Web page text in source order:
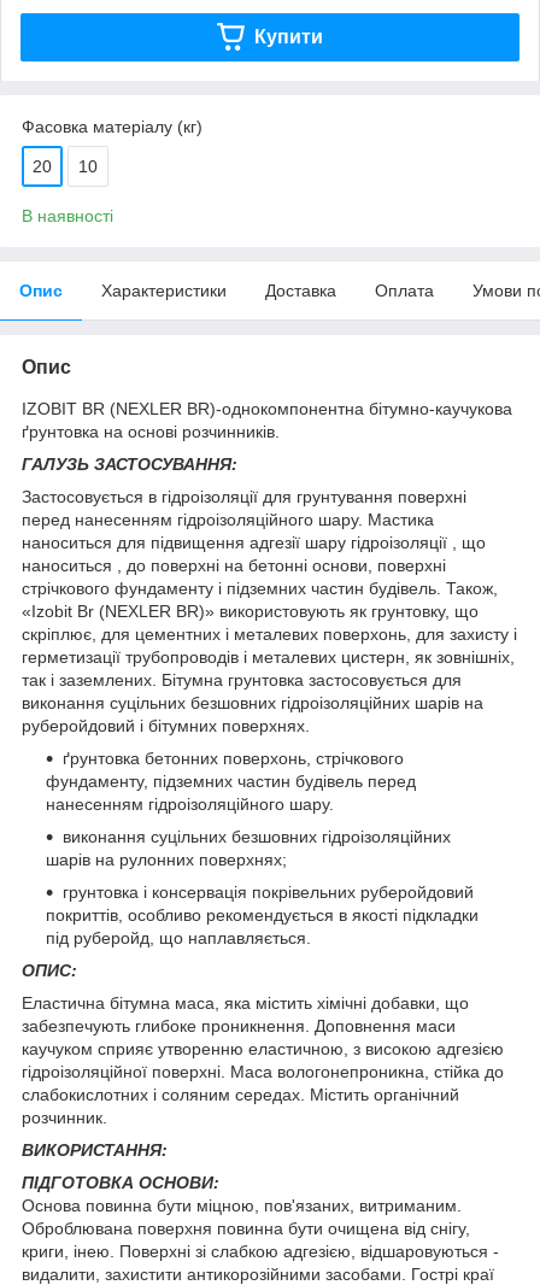
Купити
Фасовка матеріалу (кг)
20 10
В наявності
Опис Характеристики Доставка Оплата Умови
Опис
IZOBIT BR (NEXLER BR)-однокомпонентна бітумно-каучукова
ґрунтовка на основі розчинників.
ГАЛУЗЬ ЗАСТОСУВАННЯ:
Застосовується в гідроізоляції для грунтування поверхні
перед нанесенням гідроізоляційного шару. Мастика
наноситься для підвищення адгезії шару гідроізоляції , що
наноситься , до поверхні на бетонні основи, поверхні
стрічкового фундаменту і підземних частин будівель. Також,
«Izobit Br (NEXLER BR)» використовують як грунтовку, що
скріплює, для цементних і металевих поверхонь, для захисту і
герметизації трубопроводів і металевих цистерн, як зовнішніх,
так і заземлених. Бітумна грунтовка застосовується для
виконання суцільних безшовних гідроізоляційних шарів на
руберойдовий і бітумних поверхнях.
ґрунтовка бетонних поверхонь, стрічкового
фундаменту, підземних частин будівель перед
нанесенням гідроізоляційного шару.
виконання суцільних безшовних гідроізоляційних
шарів на рулонних поверхнях;
грунтовка і консервація покрівельних руберойдовий
покриттів, особливо рекомендується в якості підкладки
під руберойд, що наплавляється.
ОПИС:
Еластична бітумна маса, яка містить хімічні добавки, що
забезпечують глибоке проникнення. Доповнення маси
каучуком сприяє утворенню еластичною, з високою адгезією
гідроізоляційної поверхні. Маса вологонепроникна, стійка до
слабокислотних і соляним середах. Містить органічний
розчинник.
ВИКОРИСТАННЯ:
ПІДГОТОВКА ОСНОВИ:
Основа повинна бути міцною, пов'язаних, витриманим.
Оброблювана поверхня повинна бути очищена від снігу,
криги, інею. Поверхні зі слабкою адгезією, відшаровуються -
видалити, захистити антикорозійними засобами. Гострі краї